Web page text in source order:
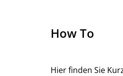
How To
Hier finden Sie